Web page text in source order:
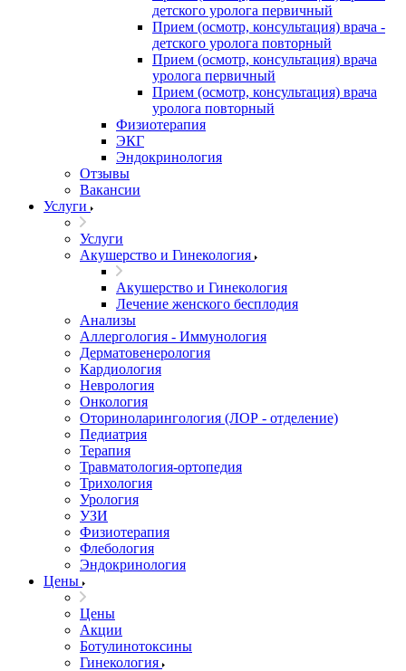
детского уролога первичный
Прием (осмотр, консультация) врача -
детского уролога повторный
Прием (осмотр, консультация) врача
уролога первичный
Прием (осмотр, консультация) врача
уролога повторный
Физиотерапия
ЭКГ
Эндокринология
Отзывы
Вакансии
Услуги
Услуги
Акушерство и Гинекология
Акушерство и Гинекология
Лечение женского бесплодия
Анализы
Аллергология - Иммунология
Дерматовенерология
Кардиология
Неврология
Онкология
Оториноларингология (ЛОР - отделение)
Педиатрия
Терапия
Травматология-ортопедия
Трихология
Урология
УЗИ
Физиотерапия
Флебология
Эндокринология
Цены
Цены
Акции
Ботулинотоксины
Гинекология